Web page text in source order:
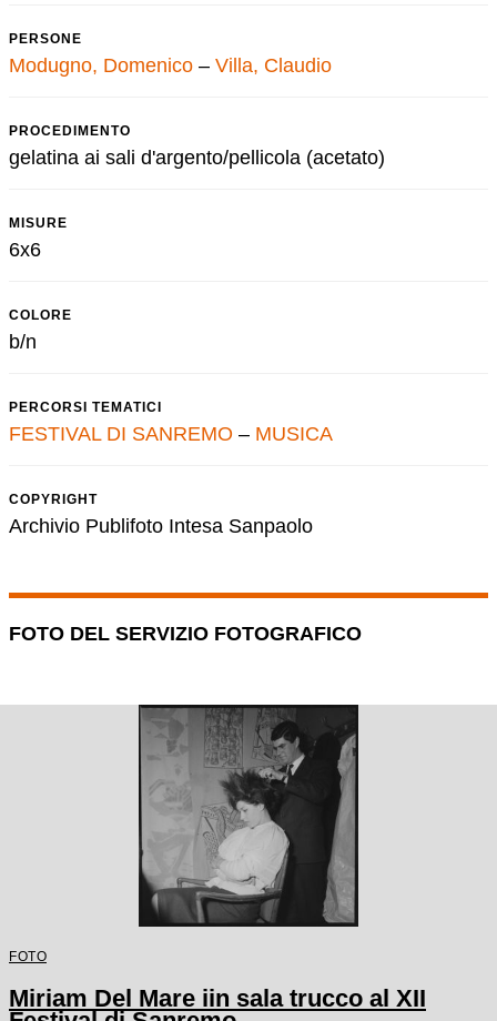
PERSONE
Modugno, Domenico – Villa, Claudio
PROCEDIMENTO
gelatina ai sali d'argento/pellicola (acetato)
MISURE
6x6
COLORE
b/n
PERCORSI TEMATICI
FESTIVAL DI SANREMO – MUSICA
COPYRIGHT
Archivio Publifoto Intesa Sanpaolo
FOTO DEL SERVIZIO FOTOGRAFICO
FOTO
Miriam Del Mare iin sala trucco al XII